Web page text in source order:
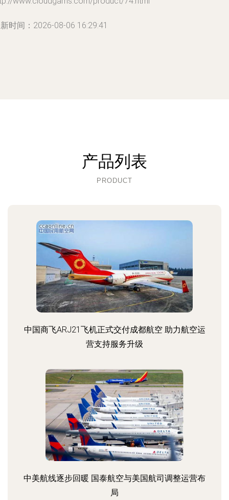
时间：2026-08-06 16:29:41
产品列表
PRODUCT
中国商飞ARJ21飞机正式交付成都航空 助力航空运
营支持服务升级
中美航线逐步回暖 国泰航空与美国航司调整运营布
局